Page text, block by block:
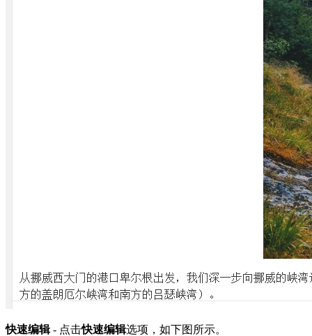
快速编辑- 点击快速编辑选项，如下图所示。